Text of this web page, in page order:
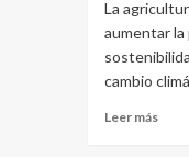
puma
que
en
La
aumentar
cambio
Leer másLeer